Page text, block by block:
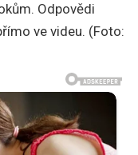
Odpovědi
ve videu. (Foto: